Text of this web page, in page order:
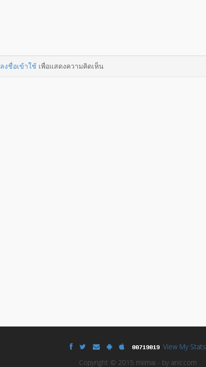
ลงชื่อเข้าใช้เพื่อแสดงความคิดเห็น
View My Stats
Copyright © 2015 miimai - by aniccom